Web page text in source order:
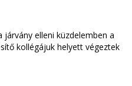
elleni küzdelemben a
kollégájuk helyett végeztek